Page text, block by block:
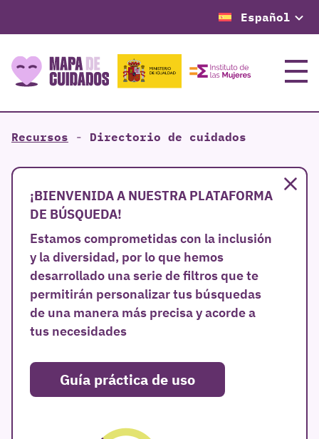
Español
Menú
Recursos - Directorio de cuidados
¡BIENVENIDA A NUESTRA PLATAFORMA
DE BÚSQUEDA!
Estamos comprometidas con la inclusión
y la diversidad, por lo que hemos
desarrollado una serie de filtros que te
permitirán personalizar tus búsquedas
de una manera más precisa y acorde a
tus necesidades
Guía práctica de uso